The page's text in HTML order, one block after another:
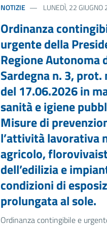
NOTIZIE LUNEDÌ, 22 GIUGNO
Ordinanza
urgente della
Regione Autonoma
Sardegna n. 3, prot.
del 17.06.2026 in
sanità e igiene
Misure di
l’attività lavorativa
agricolo,
dell’edilizia e
condizioni di
prolungata al sole.
Ordinanza contingibile e